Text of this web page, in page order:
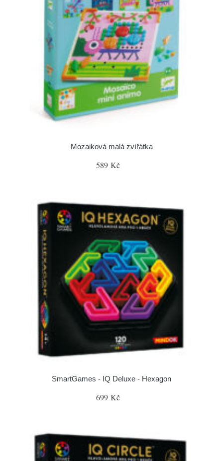
Mozaiková malá zvířátka
589 Kč
SmartGames - IQ Deluxe - Hexagon
699 Kč